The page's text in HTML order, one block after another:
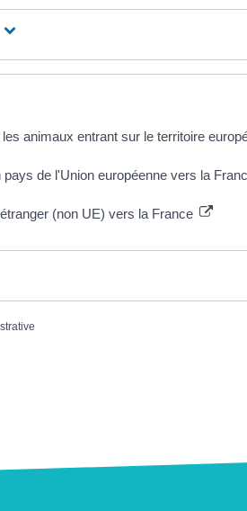
animaux entrant sur le territoire
de l'Union européenne vers la
(non UE) vers la France